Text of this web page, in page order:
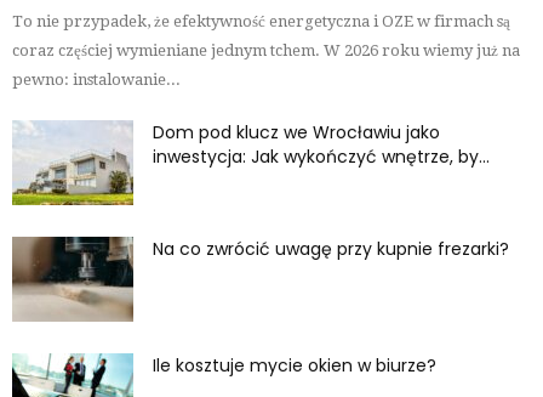
To nie przypadek, że efektywność energetyczna i OZE w firmach są
coraz częściej wymieniane jednym tchem. W 2026 roku wiemy już na
pewno: instalowanie...
Dom pod klucz we Wrocławiu jako
inwestycja: Jak wykończyć wnętrze, by...
Na co zwrócić uwagę przy kupnie frezarki?
Ile kosztuje mycie okien w biurze?